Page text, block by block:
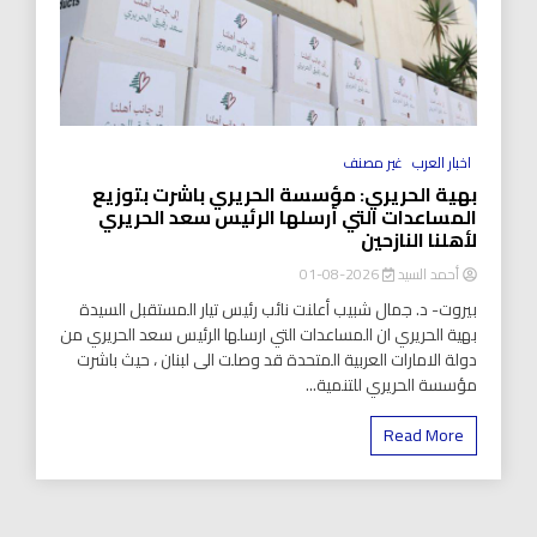
اخبار العرب غير مصنف
بهية الحريري: مؤسسة الحريري باشرت بتوزيع
المساعدات التي أرسلها الرئيس سعد الحريري
لأهلنا النازحين
أحمد السيد 2026-08-01
بيروت- د. جمال شبيب أعلنت نائب رئيس تيار المستقبل السيدة
بهية الحريري ان المساعدات التي ارسلها الرئيس سعد الحريري من
دولة الامارات العربية المتحدة قد وصلت الى لبنان ، حيث باشرت
مؤسسة الحريري للتنمية...
Read More